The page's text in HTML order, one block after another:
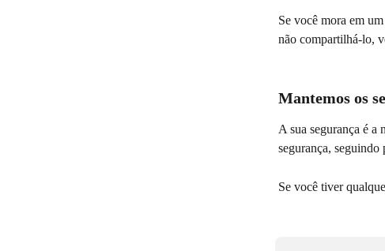
Se você mora em
não compartilhá-lo,
Mantemos os
A sua segurança é a
segurança, seguindo
Se você tiver